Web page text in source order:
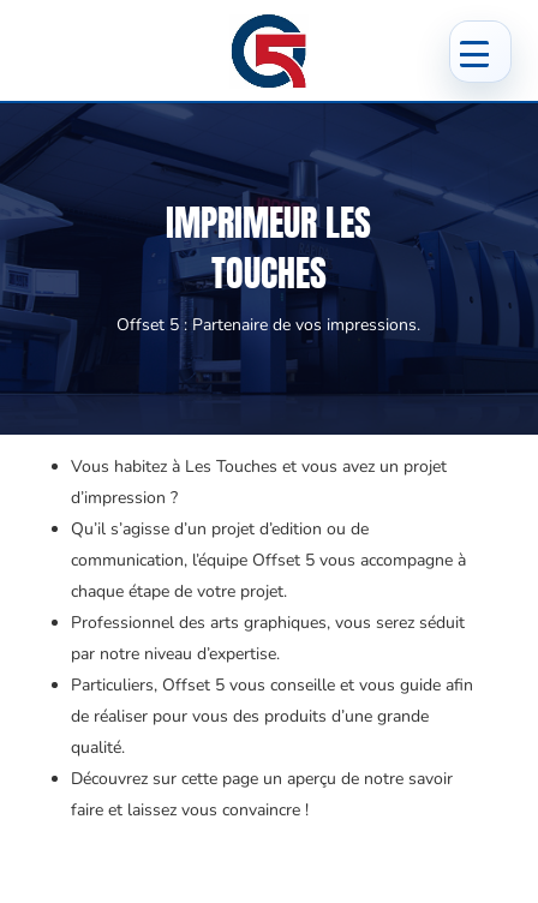
IMPRIMEUR LES
TOUCHES
Offset 5 : Partenaire de vos impressions.
Vous habitez à Les Touches et vous avez un projet
d’impression ?
Qu’il s’agisse d’un projet d’edition ou de
communication, l’équipe Offset 5 vous accompagne à
chaque étape de votre projet.
Professionnel des arts graphiques, vous serez séduit
par notre niveau d’expertise.
Particuliers, Offset 5 vous conseille et vous guide afin
de réaliser pour vous des produits d’une grande
qualité.
Découvrez sur cette page un aperçu de notre savoir
faire et laissez vous convaincre !